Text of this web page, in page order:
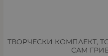
ТВОРЧЕСКИ КОМПЛЕКТ,
САМ